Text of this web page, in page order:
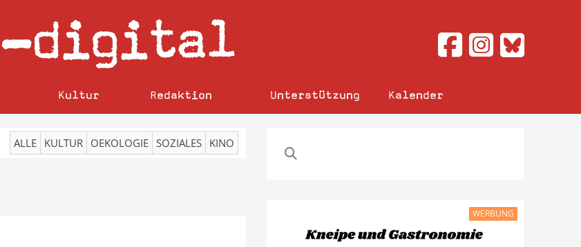
–digital
Kultur Redaktion Unterstützung Kalender
ALLE KULTUR OEKOLOGIE SOZIALES KINO
WERBUNG